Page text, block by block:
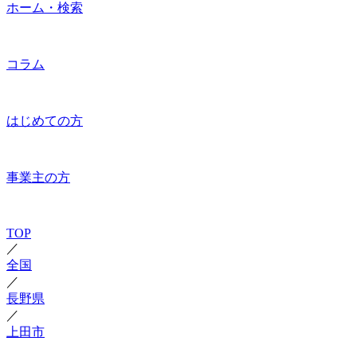
ホーム・検索
コラム
はじめての方
事業主の方
TOP
／
全国
／
長野県
／
上田市